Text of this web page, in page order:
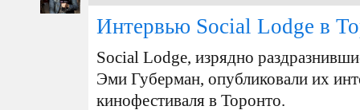
Интервью Social Lodge в
Social Lodge, изрядно
Эми Губерман, опубликовали их
кинофестиваля в Торонто.